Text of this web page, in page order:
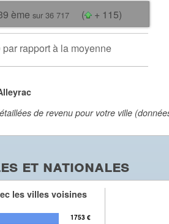
ème sur 36 717 (
+ 115)
par rapport à la moyenne
de revenu pour votre ville
et nationales
les villes voisines
1753 €